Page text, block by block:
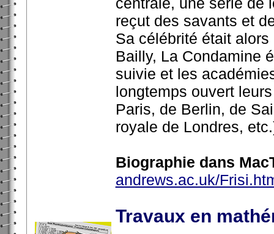
reçut des savants et
Sa célébrité était
Bailly, La Condamine
suivie et les
longtemps ouvert
Paris, de Berlin, de
royale de Londres,
Biographie dans
andrews.ac.uk/
Travaux en